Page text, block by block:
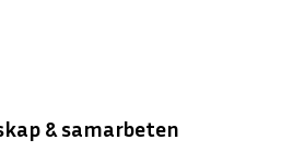
& samarbeten